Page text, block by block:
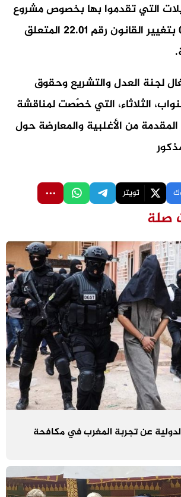
التي تقدموا بها بخصوص مشروع
القانون رقم 03.23 بتغيير القانون رقم 22.01 المتعلق
لجنة العدل والتشريع وحقوق
الثلاثاء، التي خصّصت لمناقشة
من الأغلبية والمعارضة حول
تويتر
صلة
الدولية عن تجربة المغرب في مكافحة